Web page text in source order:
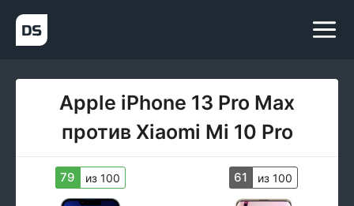
Apple iPhone 13 Pro Max
против Xiaomi Mi 10 Pro
79 из 100 61 из 100